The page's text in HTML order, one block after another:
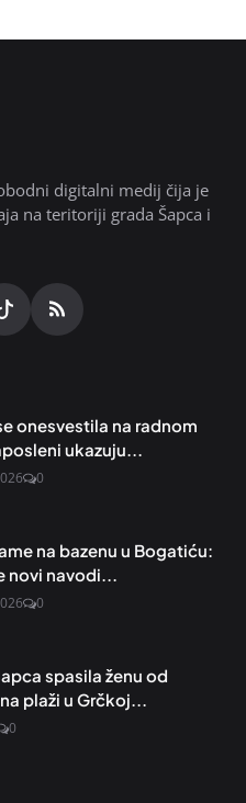
digitalni medij čija je
na teritoriji grada Šapca i
onesvestila na radnom
ukazuju...
0
na bazenu u Bogatiću:
novi navodi...
0
spasila ženu od
plaži u Grčkoj...
0